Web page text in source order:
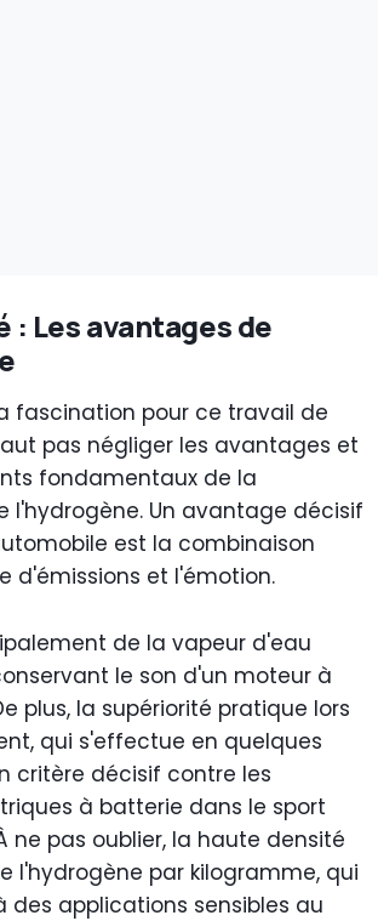
: Les avantages de
fascination pour ce travail de
pas négliger les avantages et
fondamentaux de la
l'hydrogène. Un avantage décisif
est la combinaison
d'émissions et l'émotion.
de la vapeur d'eau
le son d'un moteur à
plus, la supériorité pratique lors
qui s'effectue en quelques
critère décisif contre les
à batterie dans le sport
ne pas oublier, la haute densité
l'hydrogène par kilogramme, qui
des applications sensibles au